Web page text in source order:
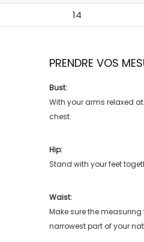
14
PRENDRE VOS
Bust:
With your arms relaxed
chest.
Hip:
Stand with your feet
Waist:
Make sure the
narrowest part of your